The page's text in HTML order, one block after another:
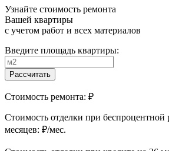
Узнайте стоимость ремонта
Вашей квартиры
с учетом работ и всех материалов
Введите площадь квартиры:
Рассчитать
Стоимость ремонта: ₽
Cтоимость отделки при беспроцентной
месяцев: ₽/мес.